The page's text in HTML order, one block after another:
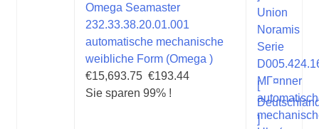
Omega Seamaster
232.33.38.20.01.001
automatische mechanische
weibliche Form (Omega )
€15,693.75 €193.44
Sie sparen 99% !
[
]